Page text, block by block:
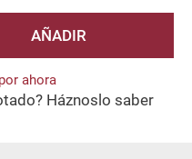
ahora
AÑADIR
Háznoslo saber